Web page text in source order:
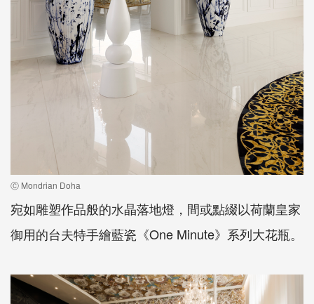
Ⓒ Mondrian Doha
宛如雕塑作品般的水晶落地燈，間或點綴以荷蘭皇家
御用的台夫特手繪藍瓷《One Minute》系列大花瓶。